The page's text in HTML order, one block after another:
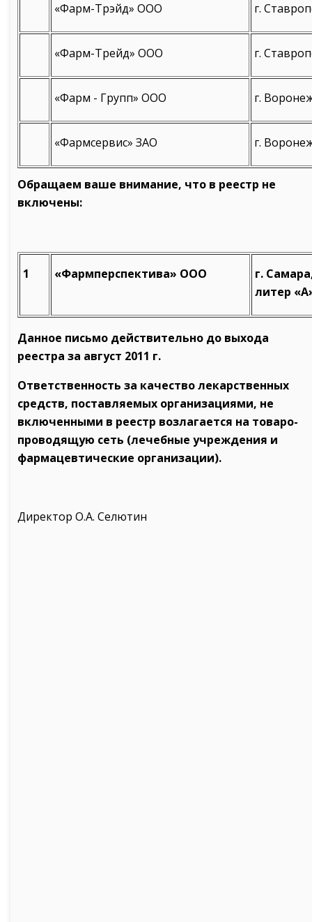
«Фарм-Трэйд» ООО г.
«Фарм-Трейд» ООО г.
«Фарм - Групп» ООО г.
«Фармсервис» ЗАО г.
Обращаем ваше внимание, что в реестр не
включены:
1 «Фармперспектива» ООО
г.
литер
Данное письмо действительно до выхода
реестра за август 2011 г.
Ответственность за качество лекарственных
средств, поставляемых организациями, не
включенными в реестр возлагается на товаро-
проводящую сеть (лечебные учреждения и
фармацевтические организации).
Директор О.А. Селютин